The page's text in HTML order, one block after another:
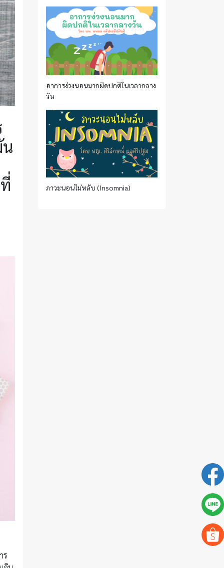
ร
อาการง่วงนอนมากผิดปกติในเวลากลาง
วัน
ภาวะนอนไม่หลับ (Insomnia)